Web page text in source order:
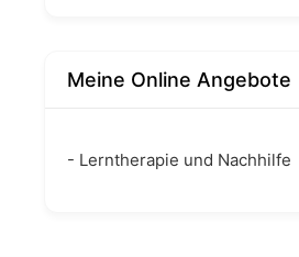
Meine Online Angebote
- Lerntherapie und Nachhilfe